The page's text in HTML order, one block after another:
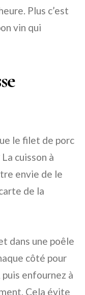
Plus c’est
vin qui
le filet de porc
cuisson à
envie de le
de la
dans une poêle
côté pour
enfournez à
Cela évite